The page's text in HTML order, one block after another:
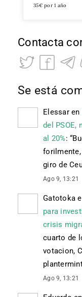
35€ por 1 año
Contacta
Se está
Elessaren
del PSOE,
al 20%: “
giro de
Ago 9, 13:21
Gatotoka
para
crisis
cuarto de
votacion,
Ago 9, 13:21